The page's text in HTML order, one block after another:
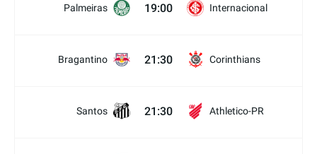
Palmeiras 19:00 Internacional
Bragantino 21:30 Corinthians
Santos 21:30 Athletico-PR